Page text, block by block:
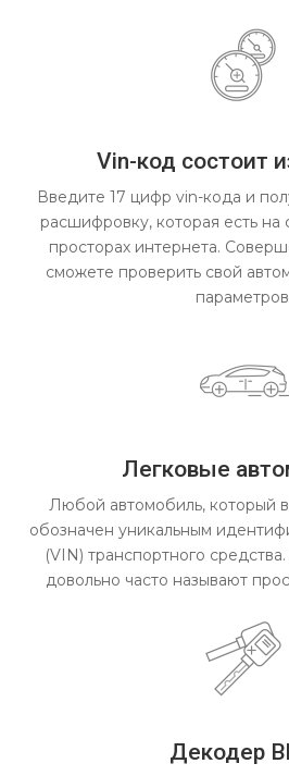
Vin-код состоит
Введите 17 цифр vin-кода и
расшифровку, которая есть
просторах интернета.
сможете проверить свой
Легковые
Любой автомобиль, который
обозначен уникальным
(VIN) транспортного
довольно часто называют
Декодер